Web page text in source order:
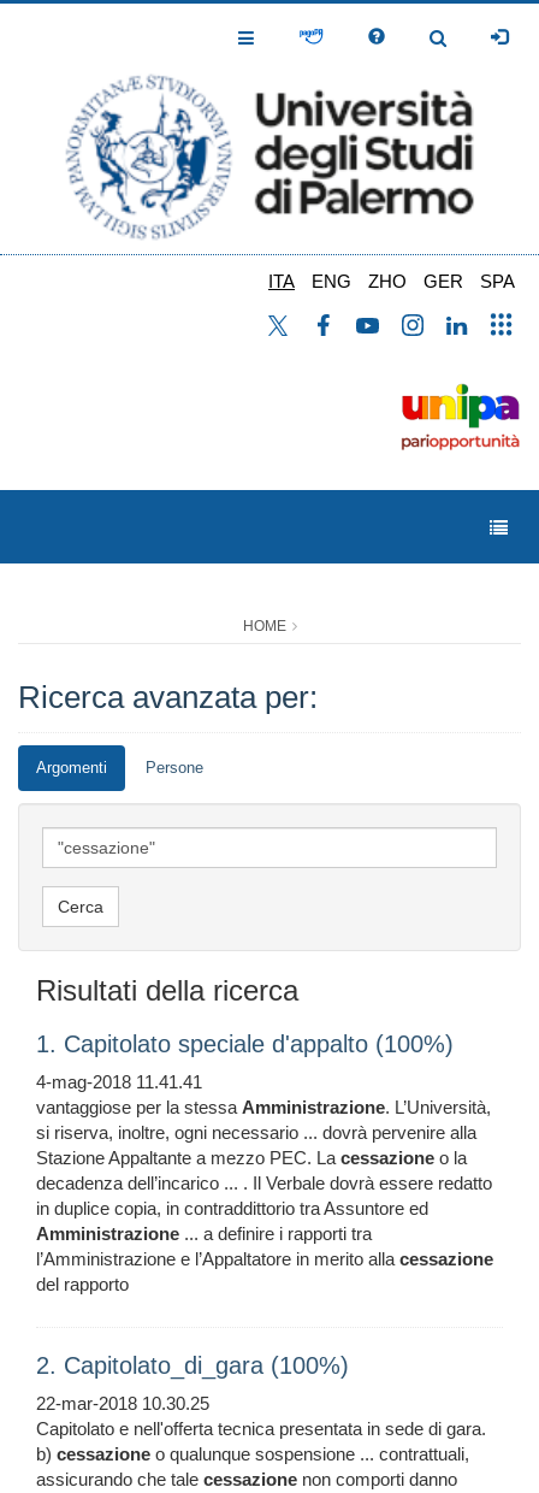
Toggle
Toggle
ITA ENG ZHO GER SPA
HOME
Ricerca avanzata per:
Argomenti Persone
Risultati della ricerca
1. Capitolato speciale d'appalto (100%)
4-mag-2018 11.41.41
vantaggiose per la stessaAmministrazione. L’Università,
si riserva, inoltre, ogni necessario ... dovrà pervenire alla
Stazione Appaltante a mezzo PEC. Lacessazione o la
decadenza dell’incarico ... . Il Verbale dovrà essere redatto
in duplice copia, in contraddittorio tra Assuntore ed
Amministrazione ... a definire i rapporti tra
l’Amministrazione e l’Appaltatore in merito allacessazione
del rapporto
2. Capitolato_di_gara (100%)
22-mar-2018 10.30.25
Capitolato e nell'offerta tecnica presentata in sede di gara.
b) cessazione o qualunque sospensione ... contrattuali,
assicurando che tale cessazione non comporti danno